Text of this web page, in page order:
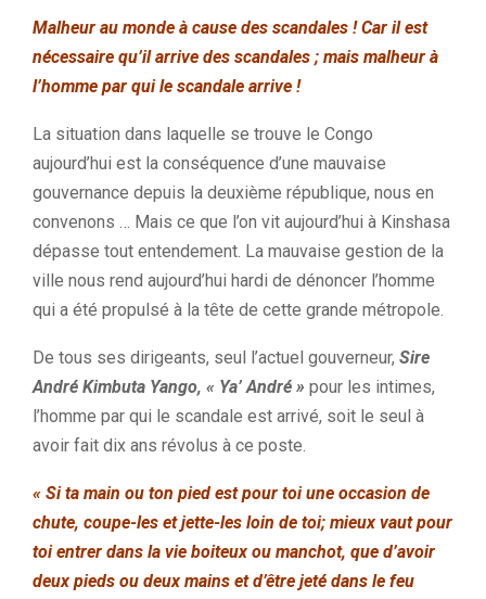
Malheur au monde à cause des scandales !Car il est
nécessaire qu’il arrive des scandales ; mais malheur à
l’homme par qui le scandale arrive !
La situation dans laquelle se trouve le Congo
aujourd’hui est la conséquence d’une mauvaise
gouvernance depuis la deuxième république, nous en
convenons … Mais ce que l’on vit aujourd’hui à Kinshasa
dépasse tout entendement. La mauvaise gestion de la
ville nous rend aujourd’hui hardi de dénoncer l’homme
qui a été propulsé à la tête de cette grande métropole.
De tous ses dirigeants, seul l’actuel gouverneur, Sire
André Kimbuta Yango, « Ya’ André » pour les intimes,
l’homme par qui le scandale est arrivé, soit le seul à
avoir fait dix ans révolus à ce poste.
« Si ta main ou ton pied est pour toi une occasion de
chute, coupe-les et jette-les loin de toi; mieux vaut pour
toi entrer dans la vie boiteux ou manchot, que d’avoir
deux pieds ou deux mains et d’être jeté dans le feu